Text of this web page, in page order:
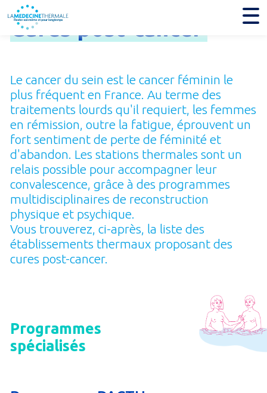
Cures
Le cancer du sein est le cancer féminin le
plus fréquent en France. Au terme des
traitements lourds qu'il requiert, les femmes
en rémission, outre la fatigue, éprouvent un
fort sentiment de perte de féminité et
d'abandon. Les stations thermales sont un
relais possible pour accompagner leur
convalescence, grâce à des programmes
multidisciplinaires de reconstruction
physique et psy­chique.
Vous trouverez, ci-après, la liste des
établissements thermaux proposant des
cures post-cancer.
Programmes
spécialisés